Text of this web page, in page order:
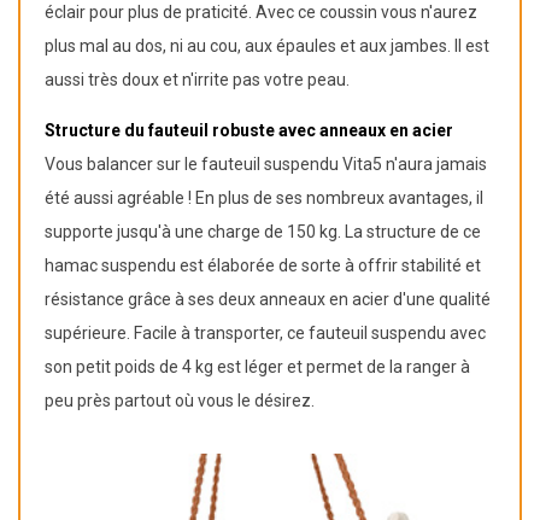
éclair pour plus de praticité. Avec ce coussin vous n'aurez
plus mal au dos, ni au cou, aux épaules et aux jambes. Il est
aussi très doux et n'irrite pas votre peau.
Structure du fauteuil robuste avec anneaux en acier
Vous balancer sur le fauteuil suspendu Vita5 n'aura jamais
été aussi agréable ! En plus de ses nombreux avantages, il
supporte jusqu'à une charge de 150 kg. La structure de ce
hamac suspendu est élaborée de sorte à offrir stabilité et
résistance grâce à ses deux anneaux en acier d'une qualité
supérieure. Facile à transporter, ce fauteuil suspendu avec
son petit poids de 4 kg est léger et permet de la ranger à
peu près partout où vous le désirez.